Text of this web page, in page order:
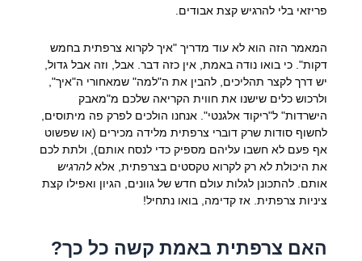
פריזאי בלי להרגיש קצת אבודים.
המאמר הזה הוא לא עוד מדריך "איך לקרוא צרפתית בחמש
דקות". כי בואו נודה באמת, אין כזה דבר. אבל, וזה אבל גדול,
יש דרך לקצר תהליכים, להבין את ה"למה" שמאחורי ה"איך",
ולרכוש כלים שישנו את חווית הקריאה שלכם מ"מאבק
הישרדות" ל"ריקוד אלגנטי". אנחנו הולכים לפרק פה מיתוסים,
לחשוף סודות שרק דוברי צרפתית מלידה מכירים (או שפשוט
אף פעם לא חשבו עליהם מספיק כדי לנסח אותם), ולתת לכם
את היכולת לא רק לקרוא טקסטים בצרפתית, אלאלהרגיש
אותם. להתכונן לגלות עולם חדש של גוונים, הגיון ואפילו קצת
ציניות צרפתית. אז קדימה, בואו נתחיל!
האם צרפתית באמת קשה כל כך?